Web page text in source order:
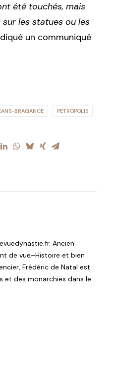
été touchés, mais
les statues ou les
un communiqué
BRAGANCE PETRÓPOLIS
Ancien
de vue–Histoire et bien
Frédéric de Natal est
et des monarchies dans le